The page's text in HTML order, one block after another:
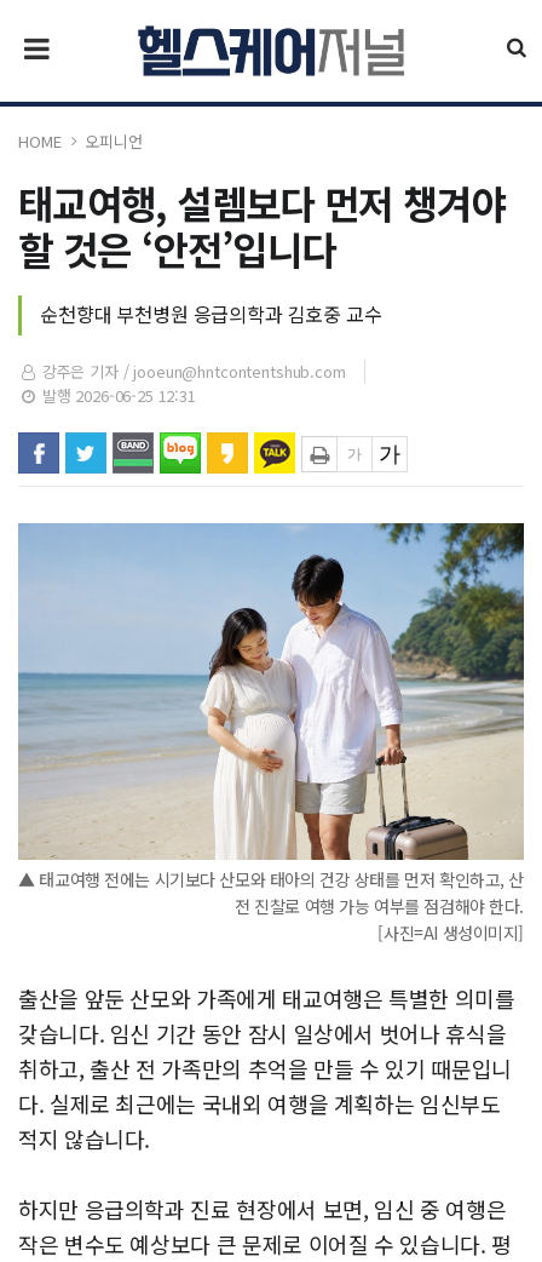
HOME 오피니언
태교여행, 설렘보다 먼저 챙겨야
할 것은 ‘안전’입니다
순천향대 부천병원 응급의학과 김호중 교수
강주은 기자 / jooeun@hntcontentshub.com
발행 2026-06-25 12:31
▲ 태교여행 전에는 시기보다 산모와 태아의 건강 상태를 먼저 확인하고, 산
전 진찰로 여행 가능 여부를 점검해야 한다.
[사진=AI 생성이미지]
출산을 앞둔 산모와 가족에게 태교여행은 특별한 의미를
갖습니다. 임신 기간 동안 잠시 일상에서 벗어나 휴식을
취하고, 출산 전 가족만의 추억을 만들 수 있기 때문입니
다. 실제로 최근에는 국내외 여행을 계획하는 임신부도
적지 않습니다.
하지만 응급의학과 진료 현장에서 보면, 임신 중 여행은
작은 변수도 예상보다 큰 문제로 이어질 수 있습니다. 평